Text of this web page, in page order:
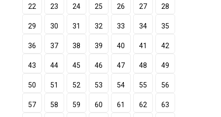
22 23 24 25 26 27 28
29 30 31 32 33 34 35
36 37 38 39 40 41 42
43 44 45 46 47 48 49
50 51 52 53 54 55 56
57 58 59 60 61 62 63